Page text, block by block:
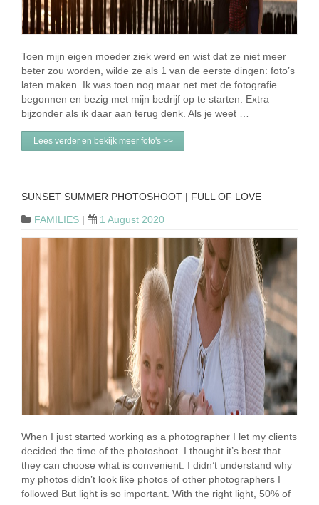
Toen mijn eigen moeder ziek werd en wist dat ze niet meer
beter zou worden, wilde ze als 1 van de eerste dingen: foto’s
laten maken. Ik was toen nog maar net met de fotografie
begonnen en bezig met mijn bedrijf op te starten. Extra
bijzonder als ik daar aan terug denk. Als je weet …
Lees verder en bekijk meer foto's >>
SUNSET SUMMER PHOTOSHOOT | FULL OF LOVE
FAMILIES | 1 August 2020
When I just started working as a photographer I let my clients
decided the time of the photoshoot. I thought it’s best that
they can choose what is convenient. I didn’t understand why
my photos didn’t look like photos of other photographers I
followed But light is so important. With the right light, 50% of